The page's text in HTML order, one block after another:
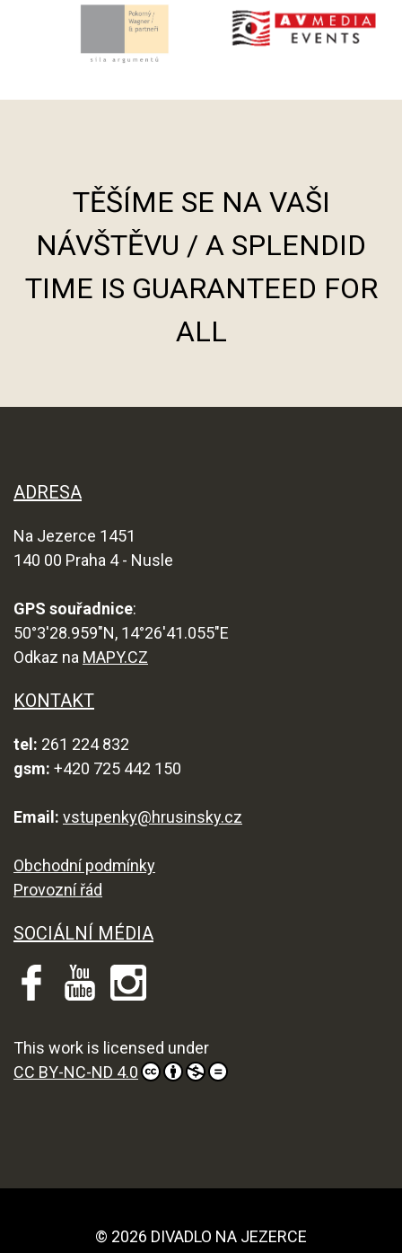
TĚŠÍME SE NA VAŠI
NÁVŠTĚVU / A SPLENDID
TIME IS GUARANTEED FOR
ALL
ADRESA
Na Jezerce 1451
140 00 Praha 4 - Nusle
GPS souřadnice:
50°3'28.959"N, 14°26'41.055"E
Odkaz na MAPY.CZ
KONTAKT
tel: 261 224 832
gsm: +420 725 442 150
Email: vstupenky@hrusinsky.cz
Obchodní podmínky
Provozní řád
SOCIÁLNÍ MÉDIA
This work is licensed under
CC BY-NC-ND 4.0
© 2026 DIVADLO NA JEZERCE